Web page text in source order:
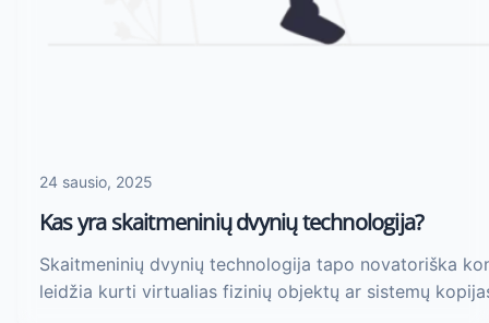
24 sausio, 2025
Kas yra skaitmeninių dvynių technologija?
Skaitmeninių dvynių technologija tapo novatoriška
leidžia kurti virtualias fizinių objektų ar sistemų